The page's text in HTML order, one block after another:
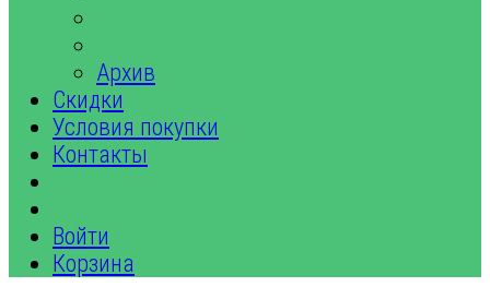
Архив
Скидки
Условия покупки
Контакты
Войти
Корзина